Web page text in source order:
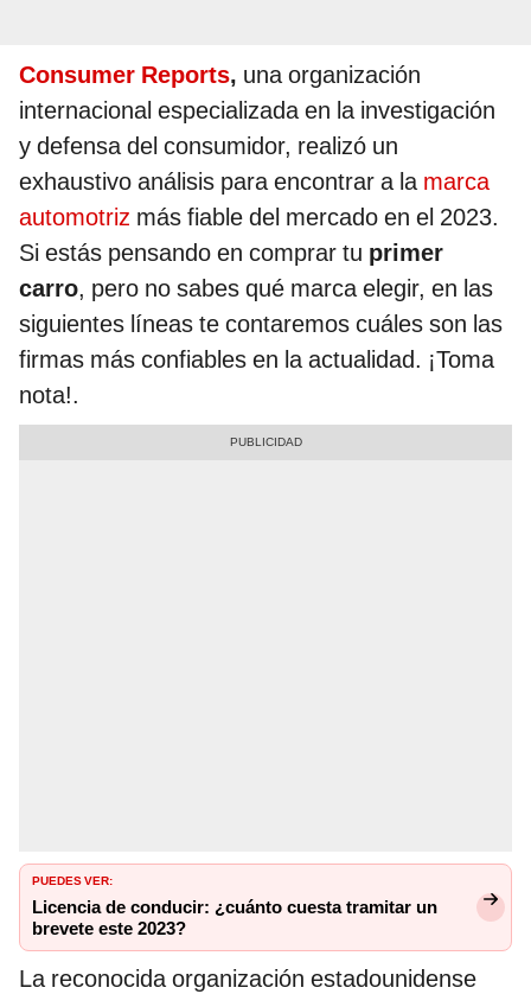
Consumer Reports, una organización
internacional especializada en la investigación
y defensa del consumidor, realizó un
exhaustivo análisis para encontrar a lamarca
automotriz más fiable del mercado en el 2023.
Si estás pensando en comprar tu primer
carro, pero no sabes qué marca elegir, en las
siguientes líneas te contaremos cuáles son las
firmas más confiables en la actualidad. ¡Toma
nota!.
PUEDES VER:
Licencia de conducir: ¿cuánto cuesta tramitar un
brevete este 2023?
La reconocida organización estadounidense